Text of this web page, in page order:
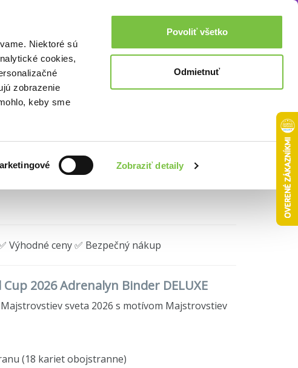
Niektoré sú
cookies,
zobrazenie
keby sme
Zobraziť detaily
Povoliť všetko
Odmietnuť
Prihlásenie 0,00€
Akcie a zľavy
2026 Adrenalyn
Výhodné ceny ✅ Bezpečný nákup
2026 Adrenalyn Binder DELUXE
sveta 2026 s motívom Majstrovstiev
(18 kariet obojstranne)